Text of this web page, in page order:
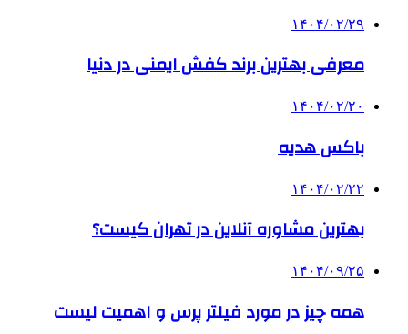
۱۴۰۴/۰۲/۲۹
معرفی بهترین برند کفش ایمنی در دنیا
۱۴۰۴/۰۲/۲۰
باکس هدیه
۱۴۰۴/۰۲/۲۲
بهترین مشاوره آنلاین در تهران کیست؟
۱۴۰۴/۰۹/۲۵
همه چیز در مورد فیلتر پرس و اهمیت لیست